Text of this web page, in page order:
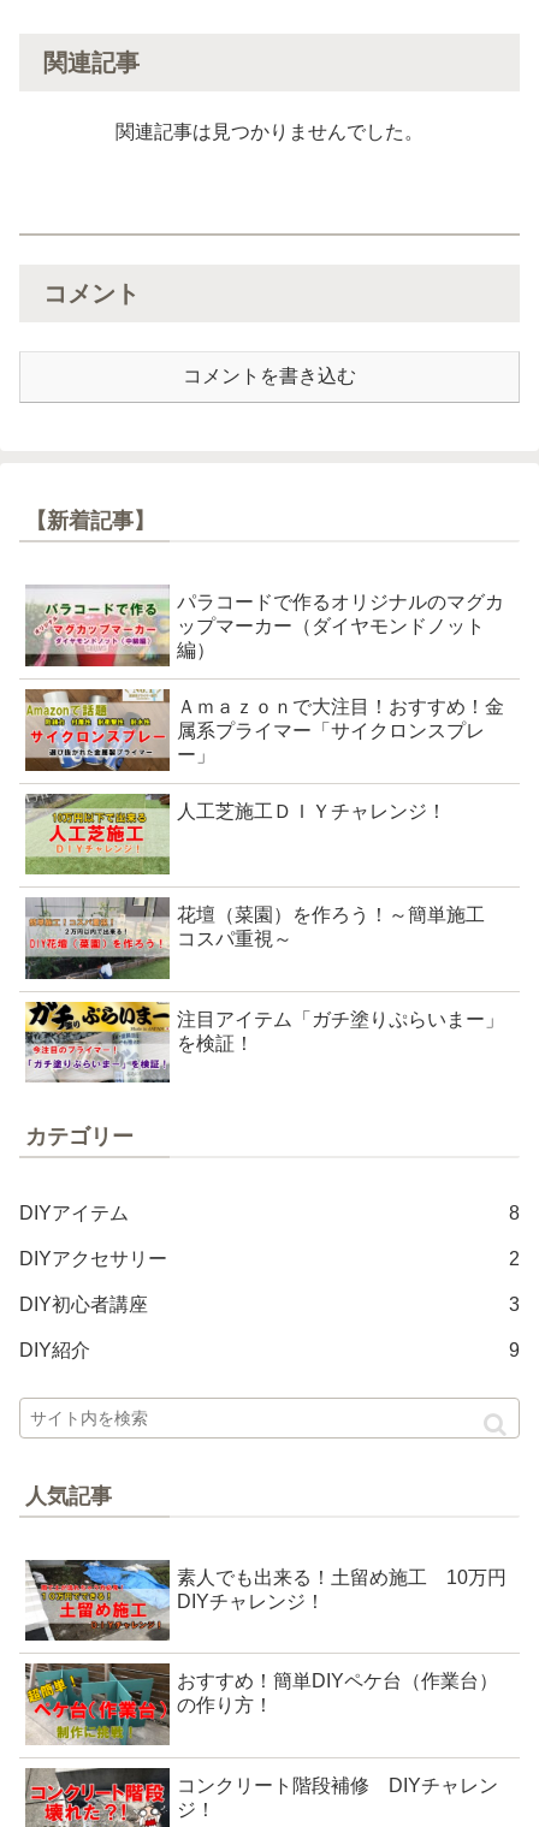
関連記事
関連記事は見つかりませんでした。
コメント
コメントを書き込む
【新着記事】
パラコードで作るオリジナルのマグカ
ップマーカー（ダイヤモンドノット
編）
Ａｍａｚｏｎで大注目！おすすめ！金
属系プライマー「サイクロンスプレ
ー」
人工芝施工ＤＩＹチャレンジ！
花壇（菜園）を作ろう！～簡単施工
コスパ重視～
注目アイテム「ガチ塗りぷらいまー」
を検証！
カテゴリー
DIYアイテム 8
DIYアクセサリー 2
DIY初心者講座 3
DIY紹介 9
人気記事
素人でも出来る！土留め施工 10万円
DIYチャレンジ！
おすすめ！簡単DIYペケ台（作業台）
の作り方！
コンクリート階段補修 DIYチャレン
ジ！